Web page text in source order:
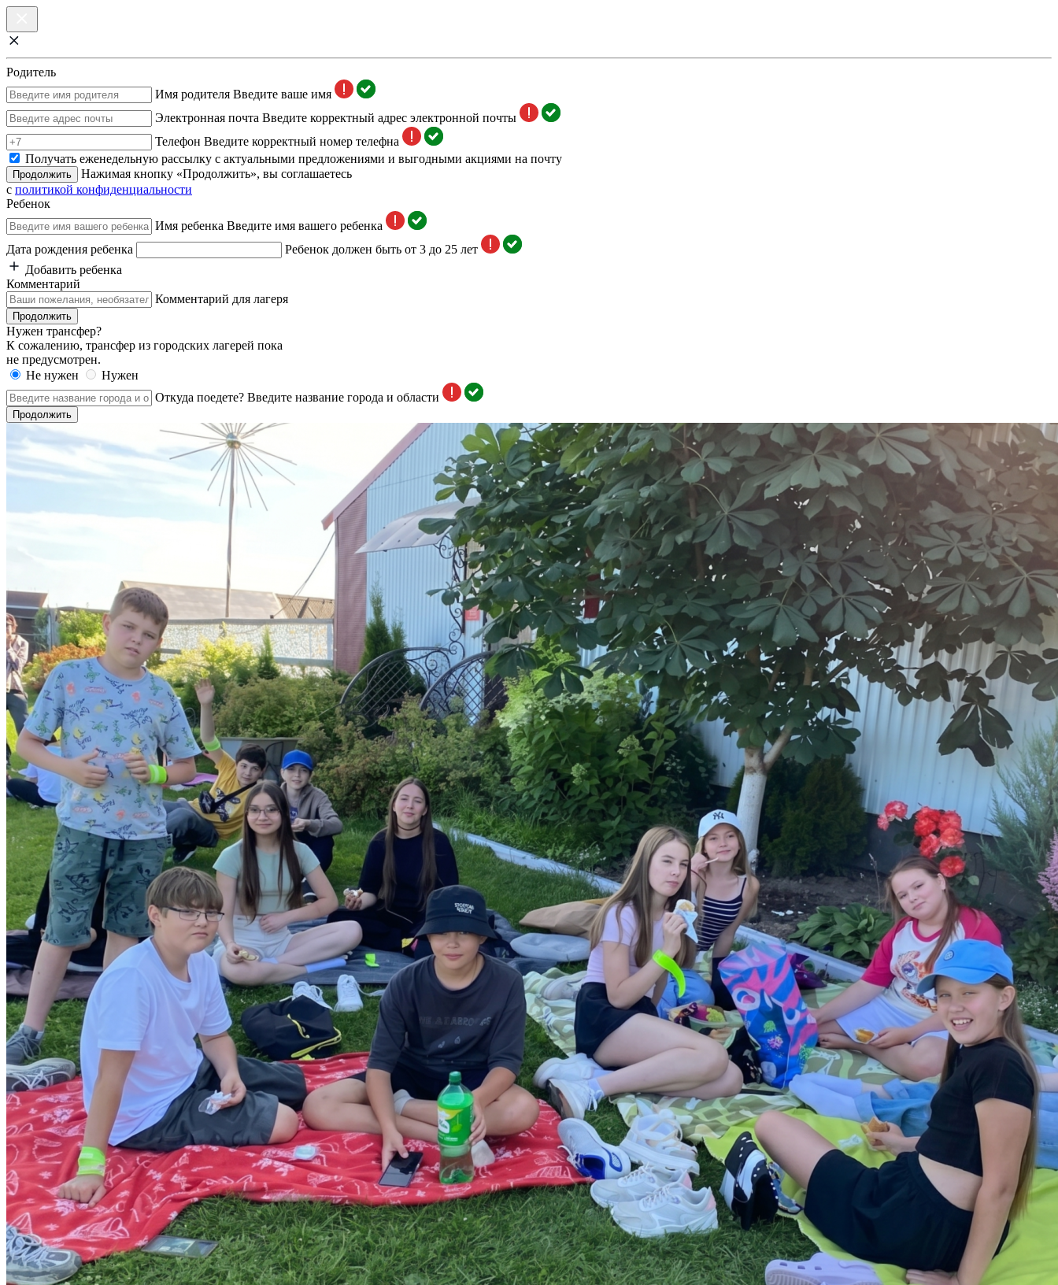
Родитель
Имя родителя Введите ваше имя
Электронная почта Введите корректный адрес электронной почты
Телефон Введите корректный номер телефна
Получать еженедельную рассылку с актуальными предложениями и выгодными акциями на почту
Продолжить
Нажимая кнопку «Продолжить», вы соглашаетесь
с политикой конфиденциальности
Ребенок
Имя ребенка Введите имя вашего ребенка
Дата рождения ребенка
Ребенок должен быть от 3 до 25 лет
Добавить ребенка
Комментарий
Комментарий для лагеря
Продолжить
Нужен трансфер?
К сожалению, трансфер из городских лагерей пока
не предусмотрен.
Не нужен
Нужен
Откуда поедете? Введите название города и области
Продолжить